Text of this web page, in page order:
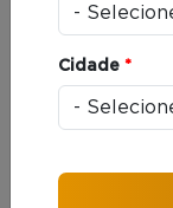
VocêResultados
Foram
Cidade *